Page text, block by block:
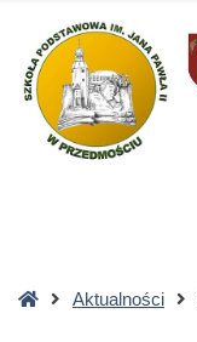
okazji
Świąt
Wielkiejnocy
StronaAktualności